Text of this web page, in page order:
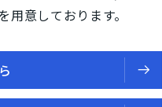
用意しております。